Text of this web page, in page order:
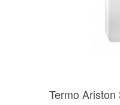
Termo